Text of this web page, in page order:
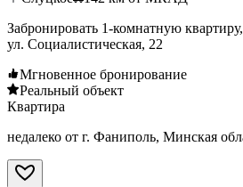
Забронировать 1-комнатную
ул. Социалистическая, 22
Мгновенное бронирование
Реальный объект
Квартира
недалеко от г. Фаниполь, Минская